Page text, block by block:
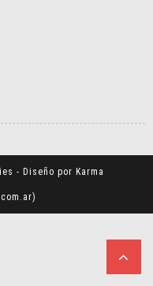
- Diseño por Karma
)